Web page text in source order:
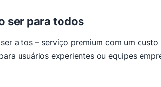
ser para todos
altos – serviço premium com um
usuários experientes ou equipes